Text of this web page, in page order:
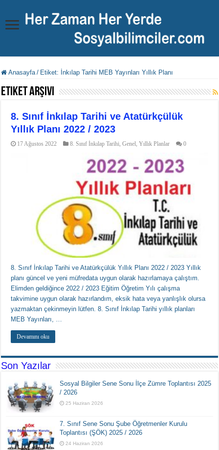
Anasayfa / Etiket: İnkılap Tarihi MEB Yayınları Yıllık Planı
Etiket Arşivi
8. Sınıf İnkılap Tarihi ve Atatürkçülük
Yıllık Planı 2022 / 2023
17 Ağustos 2022 8. Sınıf İnkılap Tarihi ,Genel ,Yıllık Planlar 0
8. Sınıf İnkılap Tarihi ve Atatürkçülük Yıllık Planı 2022 / 2023 Yıllık
planı güncel ve yeni müfredata uygun olarak hazırlamaya çalıştım.
Elimden geldiğince 2022 / 2023 Eğitim Öğretim Yılı çalışma
takvimine uygun olarak hazırlandım, eksik hata veya yanlışlık olursa
yazmaktan çekinmeyin lütfen. 8. Sınıf İnkılap Tarihi yıllık planları
MEB Yayınları, …
Devamını oku
Son Yazılar
Sosyal Bilgiler Sene Sonu İlçe Zümre Toplantısı 2025
/ 2026
25 Haziran 2026
7. Sınıf Sene Sonu Şube Öğretmenler Kurulu
Toplantısı (ŞÖK) 2025 / 2026
24 Haziran 2026